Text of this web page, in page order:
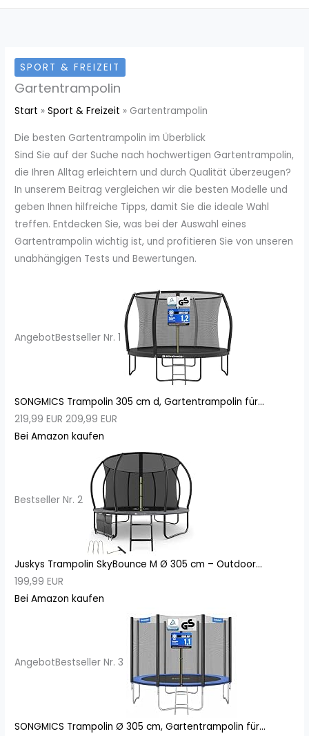
SPORT & FREIZEIT
Gartentrampolin
Start Sport & Freizeit Gartentrampolin
Die besten Gartentrampolin im Überblick
Sind Sie auf der Suche nach hochwertigen Gartentrampolin,
die Ihren Alltag erleichtern und durch Qualität überzeugen?
In unserem Beitrag vergleichen wir die besten Modelle und
geben Ihnen hilfreiche Tipps, damit Sie die ideale Wahl
treffen. Entdecken Sie, was bei der Auswahl eines
Gartentrampolin wichtig ist, und profitieren Sie von unseren
unabhängigen Tests und Bewertungen.
AngebotBestseller Nr. 1
SONGMICS Trampolin 305 cm d, Gartentrampolin für...
219,99 EUR 209,99 EUR
Bei Amazon kaufen
Bestseller Nr. 2
Juskys Trampolin SkyBounce M Ø 305 cm – Outdoor...
199,99 EUR
Bei Amazon kaufen
AngebotBestseller Nr. 3
SONGMICS Trampolin Ø 305 cm, Gartentrampolin für...